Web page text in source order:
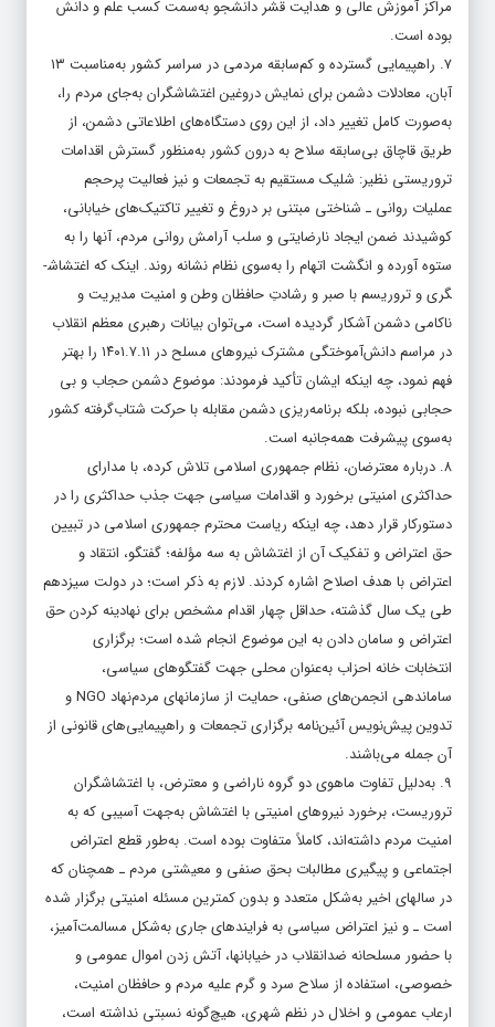
مراکز آموزش عالی و هدایت قشر دانشجو به‌سمت کسب علم و دانش
بوده است.
۷. راهپیمایی گسترده و کم‌سابقه مردمی در سراسر کشور به‌مناسبت ۱۳
آبان، معادلات دشمن برای نمایش دروغین اغتشاشگران به‌جای مردم را،
به‌صورت کامل تغییر داد، از این روی دستگاه­‌های اطلاعاتی دشمن، از
طریق قاچاق بی‌سابقه سلاح به درون کشور به‌منظور گسترش اقدامات
تروریستی نظیر: شلیک مستقیم به تجمعات و نیز فعالیت پرحجم
عملیات روانی ـ شناختی مبتنی بر دروغ و تغییر تاکتیک­‌های خیابانی،
کوشیدند ضمن ایجاد نارضایتی و سلب آرامش روانی مردم، آنها را به
ستوه آورده و انگشت اتهام را به‌سوی نظام نشانه روند. اینک که اغتشاش­
گری و تروریسم با صبر و رشادتِ حافظان وطن و امنیت مدیریت و
ناکامی دشمن آشکار گردیده است، می‌توان بیانات رهبری معظم انقلاب
در مراسم دانش‌آموختگی مشترک نیروهای مسلح در ۱۴۰۱.۷.۱۱ را بهتر
فهم نمود، چه اینکه ایشان تأکید فرمودند: موضوع دشمن حجاب و بی­‌
حجابی نبوده، بلکه برنامه‌ریزی دشمن مقابله با حرکت شتاب‌گرفته کشور
به‌سوی پیشرفت همه­‌جانبه است.
۸. درباره معترضان، نظام جمهوری اسلامی تلاش کرده، با مدارای
حداکثری امنیتی برخورد و اقدامات سیاسی جهت جذب حداکثری را در
دستورکار قرار دهد، چه اینکه ریاست محترم جمهوری اسلامی در تبیین
حق اعتراض و تفکیک آن از اغتشاش به سه مؤلفه؛ گفتگو، انتقاد و
اعتراض با هدف اصلاح اشاره کردند. لازم به ذکر است؛ در دولت سیزدهم
طی یک سال گذشته، حداقل چهار اقدام مشخص برای نهادینه کردن حق
اعتراض و سامان دادن به این موضوع انجام شده است؛ برگزاری
انتخابات خانه احزاب به‌عنوان محلی جهت گفتگوه­ای سیاسی،
ساماندهی انجمن‌های صنفی، حمایت از سازمان­های مردم‌نهاد NGO و
تدوین پیش‌نویس آئین­‌نامه برگزاری تجمعات و راهپیمایی‌های قانونی از
آن جمله می‌باشند.
۹. به‌دلیل تفاوت ماهوی دو گروه ناراضی و معترض، با اغتشاشگران
تروریست، برخورد نیروهای امنیتی با اغتشاش به‌جهت آسیبی که به
امنیت مردم داشته‌اند، کاملاً متفاوت بوده است. به‌طور قطع اعتراض
اجتماعی و پیگیری مطالبات بحق صنفی و معیشتی مردم ـ همچنان که
در سال­های اخیر به‌شکل متعدد و بدون کمترین مسئله امنیتی برگزار شده
است ـ و نیز اعتراض سیاسی به فرایندهای جاری به‌شکل مسالمت‌آمیز،
با حضور مسلحانه ضدانقلاب در خیابان­ها، آتش زدن اموال عمومی و
خصوصی، استفاده از سلاح سرد و گرم علیه مردم و حافظان امنیت،
ارعاب عمومی و اخلال در نظم شهری، هیچ‌گونه نسبتی نداشته است،